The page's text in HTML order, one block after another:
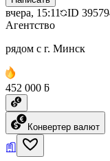
вчера, 15:11 ID
Агентство
рядом с г. Минск
452 000 ƃ
Конвертер валют